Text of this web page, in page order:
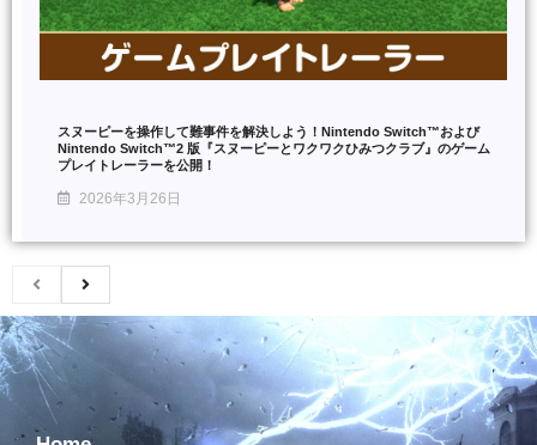
スヌーピーを操作して難事件を解決しよう！Nintendo Switch™および
Nintendo Switch™2 版『スヌーピーとワクワクひみつクラブ』のゲーム
プレイトレーラーを公開！
2026年3月26日